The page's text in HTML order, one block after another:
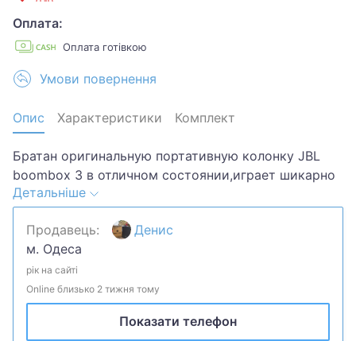
Оплата:
Оплата готівкою
Умови повернення
Опис Характеристики Комплект
Братан оригинальную портативную колонку JBL
boombox 3 в отличном состоянии,играет шикарно
без всяких посторонних звуков и хрипов
состояние колонки 9.5 из 10. Колонка без всяких
ремонтов батарея как новая в комплекте сама
колонка и шнур питания.
Детальніше
Продавець:
Денис
м. Одеса
рік на сайті
Online близько 2 тижня тому
Показати телефон